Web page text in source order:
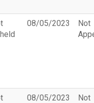
08/05/2023
Not
08/05/2023
Not